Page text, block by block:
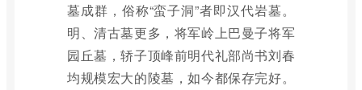
墓成群，俗称“蛮子洞”者即汉代岩墓。
明、清古墓更多，将军岭上巴曼子将军
园丘墓，轿子顶峰前明代礼部尚书刘春
均规模宏大的陵墓，如今都保存完好。